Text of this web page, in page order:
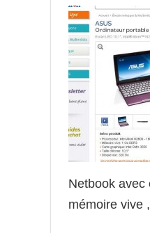
Netbook avec
mémoire vive